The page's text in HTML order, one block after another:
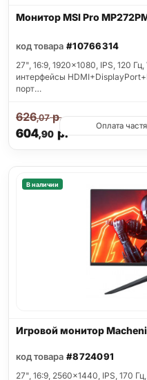
Монитор MSI Pro
код товара #10766314
27", 16:9, 1920x1080, IPS, 120
интерфейсы
порт…
604,90р.
626,07р.
Оплата
В наличии
Игровой монитор
код товара #8724091
27", 16:9, 2560x1440, IPS, 170